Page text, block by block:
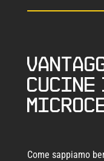
cucine
Come sappiamo